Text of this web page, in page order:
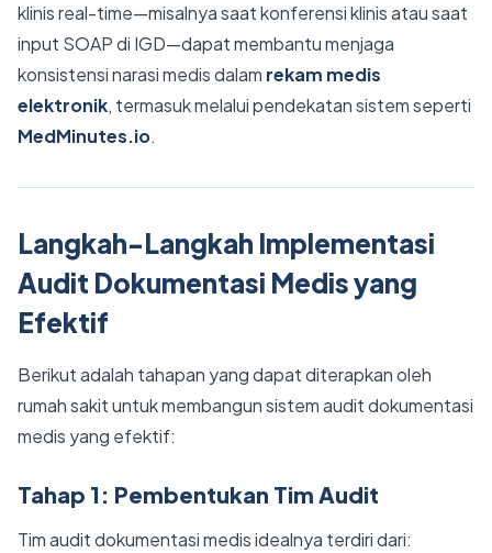
klinis real-time—misalnya saat konferensi klinis atau saat
input SOAP di IGD—dapat membantu menjaga
konsistensi narasi medis dalam rekam medis
elektronik, termasuk melalui pendekatan sistem seperti
MedMinutes.io.
Langkah-Langkah Implementasi
Audit Dokumentasi Medis yang
Efektif
Berikut adalah tahapan yang dapat diterapkan oleh
rumah sakit untuk membangun sistem audit dokumentasi
medis yang efektif:
Tahap 1: Pembentukan Tim Audit
Tim audit dokumentasi medis idealnya terdiri dari: